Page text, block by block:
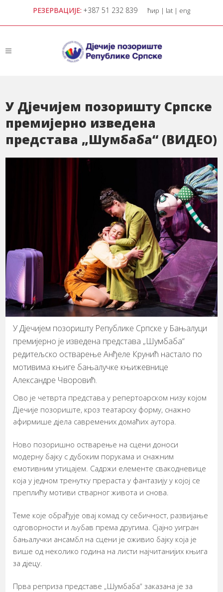
РЕЗЕРВАЦИЈЕ: +387 51 232 839 ћир | lat | eng
У Дјечијем позоришту Српске
премијерно изведена
представа „Шумбаба“ (ВИДЕО)
У Дјечијем позоришту Републике Српске у Бањалуци
премијерно је изведена представа „Шумбаба“
редитељско остварење Анђеле Крунић настало по
мотивима књиге бањалучке књижевнице
Александре Чворовић.
Ово је четврта представа у репертоарском низу којом
Дјечије позориште, кроз театарску форму, снажно
афирмише дјела савремених домаћих аутора.
Ново позоришно остварење на сцени доноси
модерну бајку с дубоким порукама и снажним
емотивним утицајем. Садржи елементе свакодневице
која у једном тренутку прераста у фантазију у којој се
преплићу мотиви стварног живота и снова.
Теме које обрађује овај комад су себичност, развијање
одговорности и љубав према другима. Сјајно уигран
бањалучки ансамбл на сцени је оживио бајку која је
више од неколико година на листи најчитанијих књига
за дјецу.
Прва реприза представе „Шумбаба“ заказана је за